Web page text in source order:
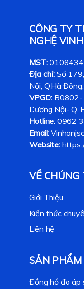
CÔNG TY
NGHỆ
MST:
Địa chỉ: Số
Nội, Q.Hà
VPGD: B0802-
Dương Nội- Q.
Hotline: 0962
Email:
Website:
VỀ CHÚNG
Giới Thiệu
Kiến thức
Liên hệ
SẢN PHẨM
Đồng hồ đo áp